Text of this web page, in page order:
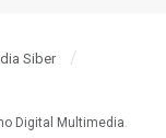
Siber
Digital Multimedia.